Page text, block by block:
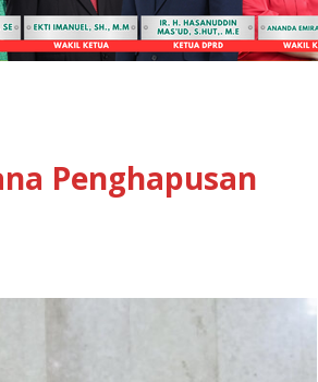
Penghapusan